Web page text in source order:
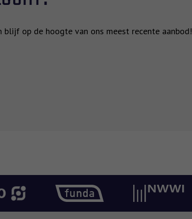
op de hoogte van ons meest recente aanbod!